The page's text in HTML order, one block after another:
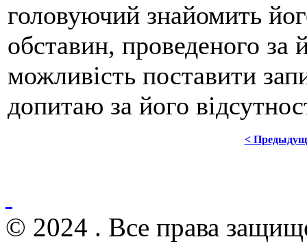
головуючий знайомить
обставин, проведеного за
можливість поставити
допитаю за його
<
© 2024 . Все права